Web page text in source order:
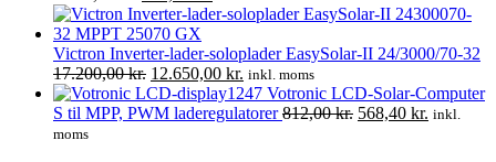
oprindelige
pris
var:
1.025,00 kr..
aktuelle
er:
720,00 kr..
Victron Inverter-lader-soloplader EasySolar-II 24/3000/70-32
17.200,00kr. Den
oprindelige
pris
12.650,00 kr. Den
aktuelle
pris
inkl. moms
Votronic LCD-Solar-Computer
S til MPP, PWM laderegulatorer 812,00kr. Den
568,40 kr. Den
inkl.
moms